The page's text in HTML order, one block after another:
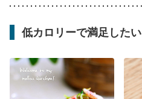
低カロリーで満足したい